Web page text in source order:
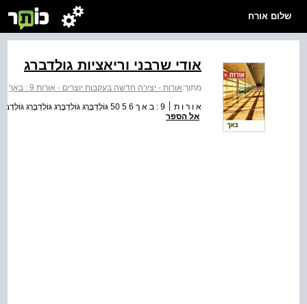
שלום אורח
אודי שרבני וריאציות גולדברג
מתוך:אורות - יצירה חדשה בעקבות יוצרים - אורות 9 : באך
אל הספר